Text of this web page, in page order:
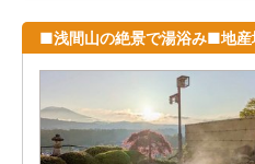
■浅間山の絶景で湯浴み■地産